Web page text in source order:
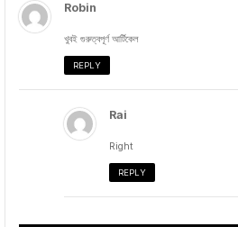
Robin
খুবই গুরুত্বপূর্ণ আর্টিকেল
REPLY
Rai
Right
REPLY